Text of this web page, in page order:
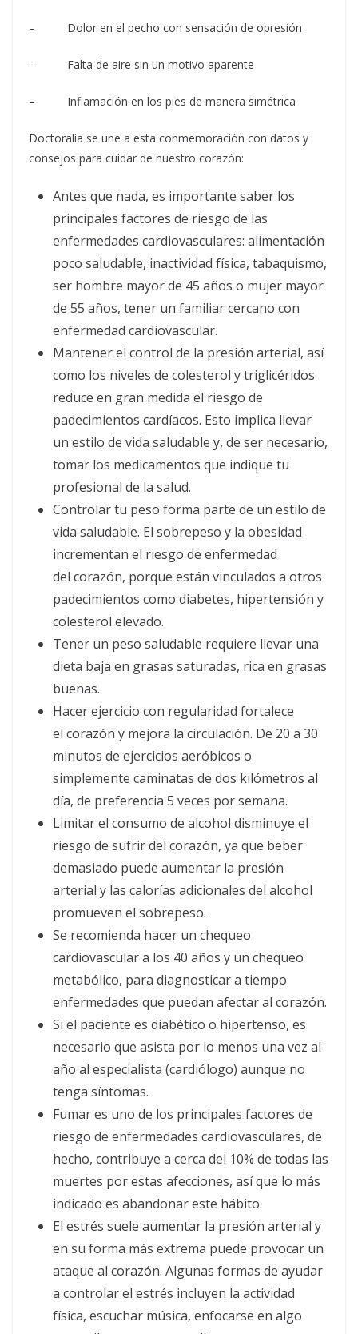
– Dolor en el pecho con sensación de opresión
– Falta de aire sin un motivo aparente
– Inflamación en los pies de manera simétrica
Doctoralia se une a esta conmemoración con datos y
consejos para cuidar de nuestro corazón:
Antes que nada, es importante saber los
principales factores de riesgo de las
enfermedades cardiovasculares: alimentación
poco saludable, inactividad física, tabaquismo,
ser hombre mayor de 45 años o mujer mayor
de 55 años, tener un familiar cercano con
enfermedad cardiovascular.
Mantener el control de la presión arterial, así
como los niveles de colesterol y triglicéridos
reduce en gran medida el riesgo de
padecimientos cardíacos. Esto implica llevar
un estilo de vida saludable y, de ser necesario,
tomar los medicamentos que indique tu
profesional de la salud.
Controlar tu peso forma parte de un estilo de
vida saludable. El sobrepeso y la obesidad
incrementan el riesgo de enfermedad
del corazón, porque están vinculados a otros
padecimientos como diabetes, hipertensión y
colesterol elevado.
Tener un peso saludable requiere llevar una
dieta baja en grasas saturadas, rica en grasas
buenas.
Hacer ejercicio con regularidad fortalece
el corazón y mejora la circulación. De 20 a 30
minutos de ejercicios aeróbicos o
simplemente caminatas de dos kilómetros al
día, de preferencia 5 veces por semana.
Limitar el consumo de alcohol disminuye el
riesgo de sufrir del corazón, ya que beber
demasiado puede aumentar la presión
arterial y las calorías adicionales del alcohol
promueven el sobrepeso.
Se recomienda hacer un chequeo
cardiovascular a los 40 años y un chequeo
metabólico, para diagnosticar a tiempo
enfermedades que puedan afectar al corazón.
Si el paciente es diabético o hipertenso, es
necesario que asista por lo menos una vez al
año al especialista (cardiólogo) aunque no
tenga síntomas.
Fumar es uno de los principales factores de
riesgo de enfermedades cardiovasculares, de
hecho, contribuye a cerca del 10% de todas las
muertes por estas afecciones, así que lo más
indicado es abandonar este hábito.
El estrés suele aumentar la presión arterial y
en su forma más extrema puede provocar un
ataque al corazón. Algunas formas de ayudar
a controlar el estrés incluyen la actividad
física, escuchar música, enfocarse en algo